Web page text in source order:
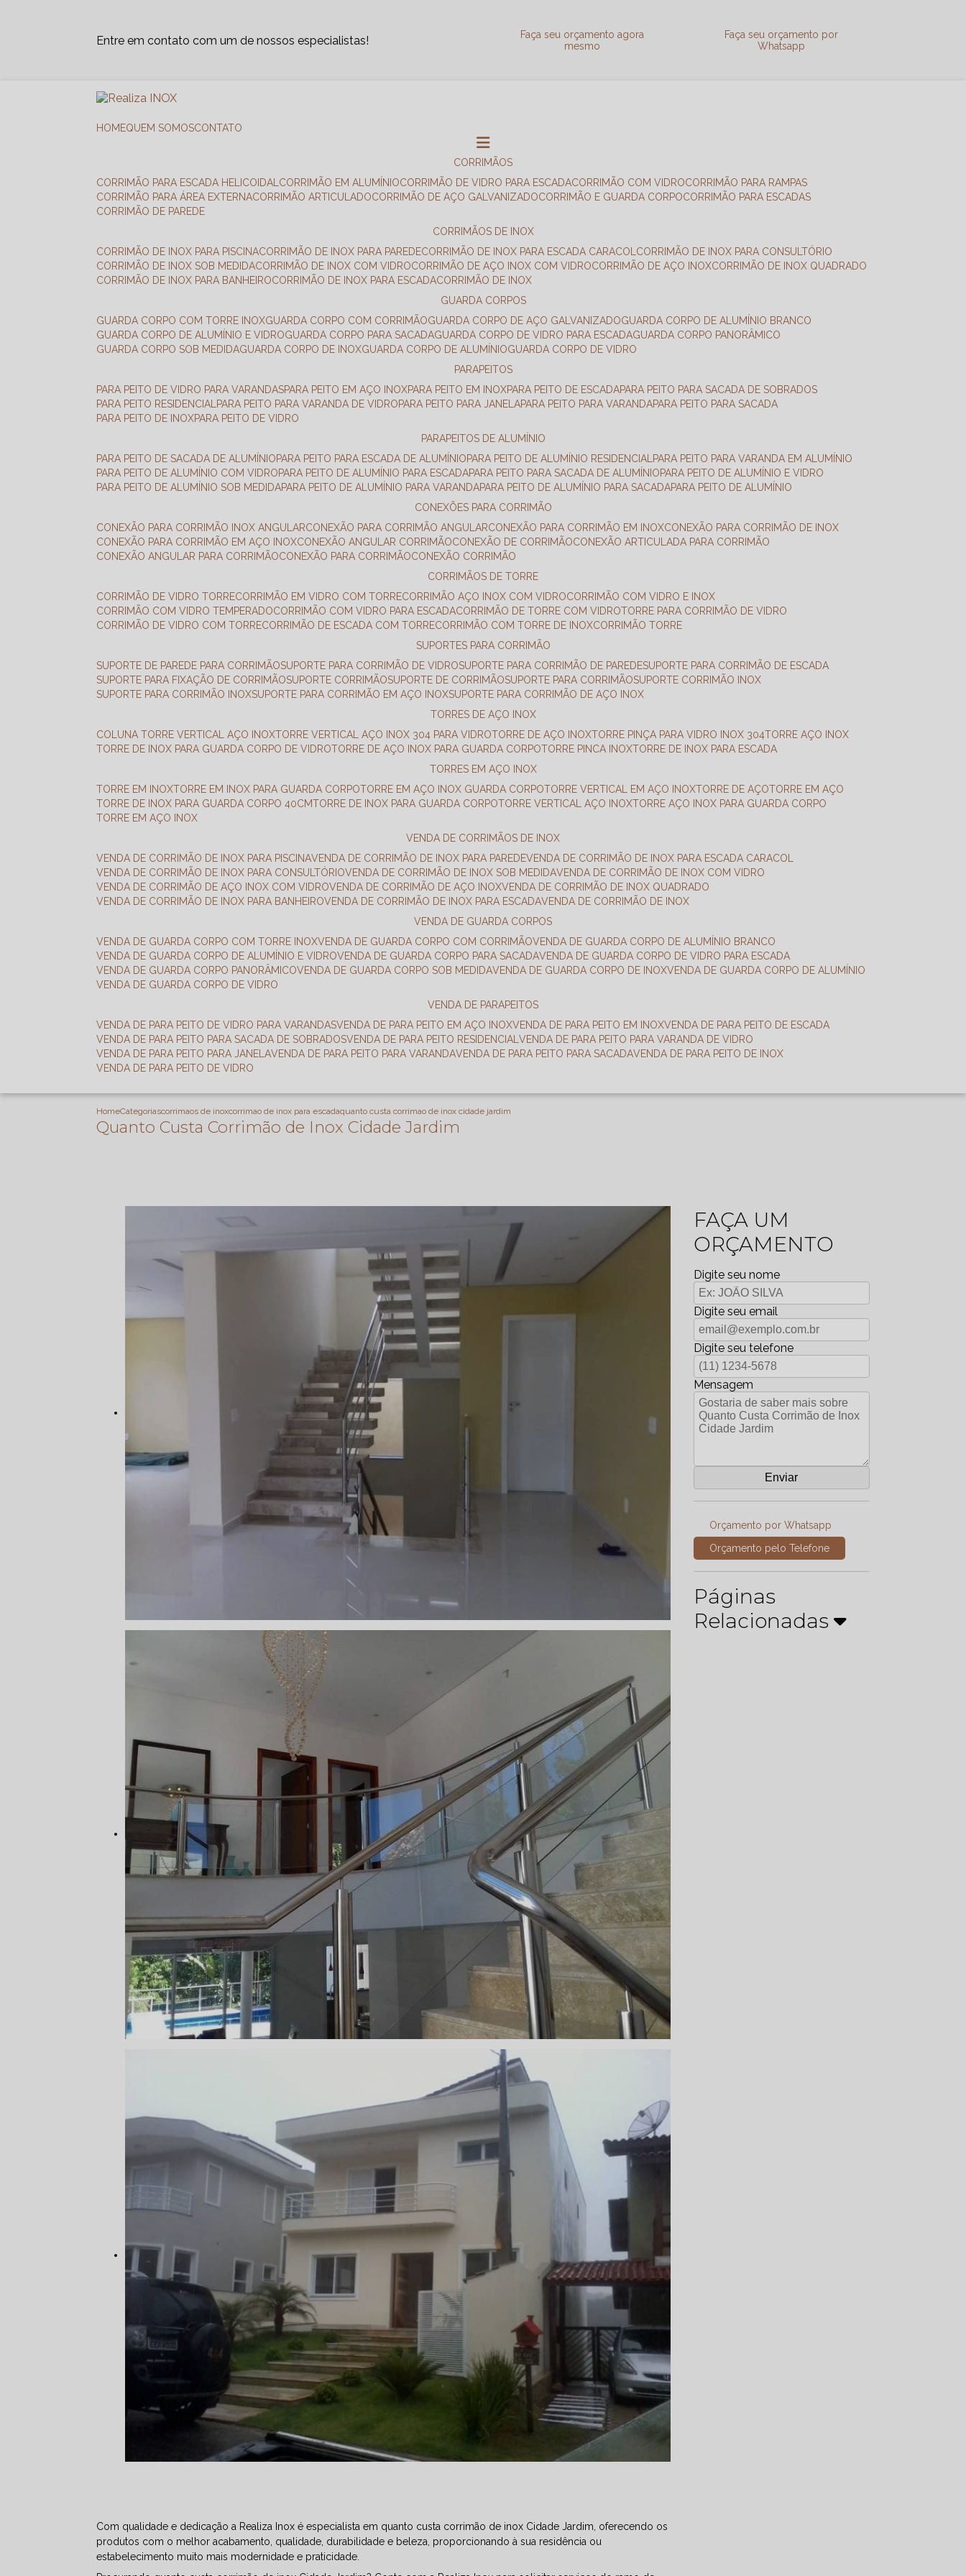
Entre em contato com um de nossos especialistas!
Faça seu orçamento agora
mesmo
Faça seu orçamento por
Whatsapp
HOME QUEM SOMOS CONTATO
CORRIMÃOS
CORRIMÃO PARA ESCADA HELICOIDAL
CORRIMÃO EM ALUMÍNIO CORRIMÃO DE VIDRO PARA ESCADA CORRIMÃO COM VIDRO
CORRIMÃO PARA RAMPAS
CORRIMÃO PARA ÁREA EXTERNA
CORRIMÃO ARTICULADO CORRIMÃO DE AÇO GALVANIZADO CORRIMÃO E GUARDA CORPO
CORRIMÃO PARA ESCADAS
CORRIMÃO DE PAREDE
CORRIMÃOS DE INOX
CORRIMÃO DE INOX PARA PISCINA
CORRIMÃO DE INOX PARA PAREDE CORRIMÃO DE INOX PARA ESCADA CARACOL
CORRIMÃO DE INOX PARA CONSULTÓRIO
CORRIMÃO DE INOX SOB MEDIDA
CORRIMÃO DE INOX COM VIDRO CORRIMÃO DE AÇO INOX COM VIDRO CORRIMÃO DE AÇO INOX
CORRIMÃO DE INOX QUADRADO
CORRIMÃO DE INOX PARA BANHEIRO
CORRIMÃO DE INOX PARA ESCADA
CORRIMÃO DE INOX
GUARDA CORPOS
GUARDA CORPO COM TORRE INOX
GUARDA CORPO COM CORRIMÃO GUARDA CORPO DE AÇO GALVANIZADO
GUARDA CORPO DE ALUMÍNIO BRANCO
GUARDA CORPO DE ALUMÍNIO E VIDRO
GUARDA CORPO PARA SACADA GUARDA CORPO DE VIDRO PARA ESCADA
GUARDA CORPO PANORÂMICO
GUARDA CORPO SOB MEDIDA
GUARDA CORPO DE INOX GUARDA CORPO DE ALUMÍNIO
GUARDA CORPO DE VIDRO
PARAPEITOS
PARA PEITO DE VIDRO PARA VARANDAS PARA PEITO EM AÇO INOX PARA PEITO EM INOX PARA PEITO DE ESCADA PARA PEITO PARA SACADA DE SOBRADOS
PARA PEITO RESIDENCIAL
PARA PEITO PARA VARANDA DE VIDRO PARA PEITO PARA JANELA PARA PEITO PARA VARANDA PARA PEITO PARA SACADA
PARA PEITO DE INOX PARA PEITO DE VIDRO
PARAPEITOS DE ALUMÍNIO
PARA PEITO DE SACADA DE ALUMÍNIO PARA PEITO PARA ESCADA DE ALUMÍNIO PARA PEITO DE ALUMÍNIO RESIDENCIAL
PARA PEITO PARA VARANDA EM ALUMÍNIO
PARA PEITO DE ALUMÍNIO COM VIDRO PARA PEITO DE ALUMÍNIO PARA ESCADA PARA PEITO PARA SACADA DE ALUMÍNIO PARA PEITO DE ALUMÍNIO E VIDRO
PARA PEITO DE ALUMÍNIO SOB MEDIDA PARA PEITO DE ALUMÍNIO PARA VARANDA PARA PEITO DE ALUMÍNIO PARA SACADA PARA PEITO DE ALUMÍNIO
CONEXÕES PARA CORRIMÃO
CONEXÃO PARA CORRIMÃO INOX ANGULAR
CONEXÃO PARA CORRIMÃO ANGULAR CONEXÃO PARA CORRIMÃO EM INOX
CONEXÃO PARA CORRIMÃO DE INOX
CONEXÃO PARA CORRIMÃO EM AÇO INOX
CONEXÃO ANGULAR CORRIMÃO CONEXÃO DE CORRIMÃO
CONEXÃO ARTICULADA PARA CORRIMÃO
CONEXÃO ANGULAR PARA CORRIMÃO
CONEXÃO PARA CORRIMÃO
CONEXÃO CORRIMÃO
CORRIMÃOS DE TORRE
CORRIMÃO DE VIDRO TORRE
CORRIMÃO EM VIDRO COM TORRE CORRIMÃO AÇO INOX COM VIDRO
CORRIMÃO COM VIDRO E INOX
CORRIMÃO COM VIDRO TEMPERADO
CORRIMÃO COM VIDRO PARA ESCADA CORRIMÃO DE TORRE COM VIDRO TORRE PARA CORRIMÃO DE VIDRO
CORRIMÃO DE VIDRO COM TORRE
CORRIMÃO DE ESCADA COM TORRE CORRIMÃO COM TORRE DE INOX
CORRIMÃO TORRE
SUPORTES PARA CORRIMÃO
SUPORTE DE PAREDE PARA CORRIMÃO
SUPORTE PARA CORRIMÃO DE VIDRO SUPORTE PARA CORRIMÃO DE PAREDE SUPORTE PARA CORRIMÃO DE ESCADA
SUPORTE PARA FIXAÇÃO DE CORRIMÃO
SUPORTE CORRIMÃO SUPORTE DE CORRIMÃO SUPORTE PARA CORRIMÃO
SUPORTE CORRIMÃO INOX
SUPORTE PARA CORRIMÃO INOX SUPORTE PARA CORRIMÃO EM AÇO INOX SUPORTE PARA CORRIMÃO DE AÇO INOX
TORRES DE AÇO INOX
COLUNA TORRE VERTICAL AÇO INOX TORRE VERTICAL AÇO INOX 304 PARA VIDRO TORRE DE AÇO INOX TORRE PINÇA PARA VIDRO INOX 304 TORRE AÇO INOX
TORRE DE INOX PARA GUARDA CORPO DE VIDRO TORRE DE AÇO INOX PARA GUARDA CORPO TORRE PINCA INOX TORRE DE INOX PARA ESCADA
TORRES EM AÇO INOX
TORRE EM INOX TORRE EM INOX PARA GUARDA CORPO TORRE EM AÇO INOX GUARDA CORPO TORRE VERTICAL EM AÇO INOX TORRE DE AÇO TORRE EM AÇO
TORRE DE INOX PARA GUARDA CORPO 40CM TORRE DE INOX PARA GUARDA CORPO TORRE VERTICAL AÇO INOX TORRE AÇO INOX PARA GUARDA CORPO
TORRE EM AÇO INOX
VENDA DE CORRIMÃOS DE INOX
VENDA DE CORRIMÃO DE INOX PARA PISCINA
VENDA DE CORRIMÃO DE INOX PARA PAREDE
VENDA DE CORRIMÃO DE INOX PARA ESCADA CARACOL
VENDA DE CORRIMÃO DE INOX PARA CONSULTÓRIO
VENDA DE CORRIMÃO DE INOX SOB MEDIDA
VENDA DE CORRIMÃO DE INOX COM VIDRO
VENDA DE CORRIMÃO DE AÇO INOX COM VIDRO
VENDA DE CORRIMÃO DE AÇO INOX
VENDA DE CORRIMÃO DE INOX QUADRADO
VENDA DE CORRIMÃO DE INOX PARA BANHEIRO
VENDA DE CORRIMÃO DE INOX PARA ESCADA
VENDA DE CORRIMÃO DE INOX
VENDA DE GUARDA CORPOS
VENDA DE GUARDA CORPO COM TORRE INOX
VENDA DE GUARDA CORPO COM CORRIMÃO
VENDA DE GUARDA CORPO DE ALUMÍNIO BRANCO
VENDA DE GUARDA CORPO DE ALUMÍNIO E VIDRO
VENDA DE GUARDA CORPO PARA SACADA
VENDA DE GUARDA CORPO DE VIDRO PARA ESCADA
VENDA DE GUARDA CORPO PANORÂMICO
VENDA DE GUARDA CORPO SOB MEDIDA VENDA DE GUARDA CORPO DE INOX
VENDA DE GUARDA CORPO DE ALUMÍNIO
VENDA DE GUARDA CORPO DE VIDRO
VENDA DE PARAPEITOS
VENDA DE PARA PEITO DE VIDRO PARA VARANDAS
VENDA DE PARA PEITO EM AÇO INOX VENDA DE PARA PEITO EM INOX
VENDA DE PARA PEITO DE ESCADA
VENDA DE PARA PEITO PARA SACADA DE SOBRADOS
VENDA DE PARA PEITO RESIDENCIAL
VENDA DE PARA PEITO PARA VARANDA DE VIDRO
VENDA DE PARA PEITO PARA JANELA
VENDA DE PARA PEITO PARA VARANDA VENDA DE PARA PEITO PARA SACADA
VENDA DE PARA PEITO DE INOX
VENDA DE PARA PEITO DE VIDRO
HomeCategoriascorrimaos de inoxcorrimao de inox para escadaquanto custa corrimao de inox cidade jardim
Quanto Custa Corrimão de Inox Cidade Jardim
Com qualidade e dedicação a Realiza Inox é especialista em quanto custa corrimão de inox Cidade Jardim, oferecendo os
produtos com o melhor acabamento, qualidade, durabilidade e beleza, proporcionando à sua residência ou
estabelecimento muito mais modernidade e praticidade.
FAÇA UM
ORÇAMENTO
Digite seu nome
Digite seu email
Digite seu telefone
Mensagem
Orçamento por Whatsapp
Orçamento pelo Telefone
Páginas
Relacionadas